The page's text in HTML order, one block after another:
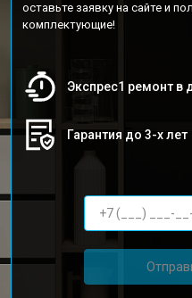
оставьте заявку на сайте и
комплектующие!
Экспрес1 ремонт в
Гарантия до 3-х лет